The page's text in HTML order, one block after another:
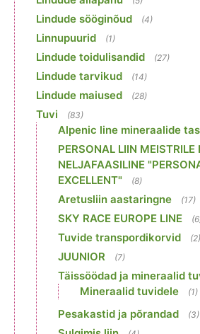
Lindude sööginõud (4)
Linnupuurid (1)
Lindude toidulisandid (27)
Lindude tarvikud (14)
Lindude maiused (28)
Tuvi (83)
Alpenic line mineraalide
PERSONAL LIIN
NELJAFAASILINE
EXCELLENT"
(8)
Aretusliin aastaringne (17)
SKY RACE EUROPE LINE
Tuvide transpordikorvid (2)
JUUNIOR (7)
Täissöödad ja mineraalid
Mineraalid tuvidele (1)
Pesakastid ja põrandad (3)